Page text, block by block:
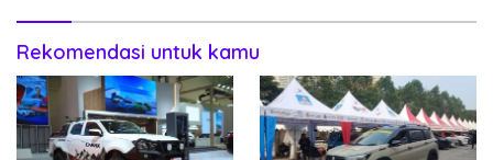
Rekomendasi untuk kamu